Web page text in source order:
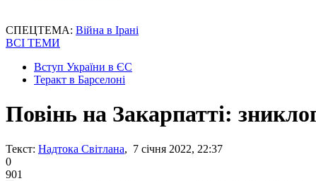
СПЕЦТЕМА: Війна в Ірані
ВСІ ТЕМИ
Вступ України в ЄС
Теракт в Барселоні
Повінь на Закарпатті:
Текст: Надтока Світлана, 7 січня 2022, 22:37
0
901